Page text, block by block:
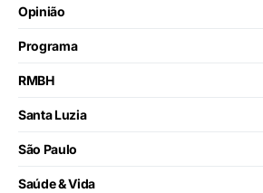
Opinião
Programa
RMBH
Santa Luzia
São Paulo
Saúde & Vida